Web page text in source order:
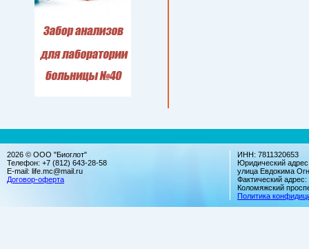
2026 © ООО "Биоглот"
Телефон: +7 (812) 643-28-58
E-mail: life.mc@mail.ru
Договор-оферта
ИНН: 7811320653
Юридический
улица Евдокима
Фактический
Коломяжский
Политика